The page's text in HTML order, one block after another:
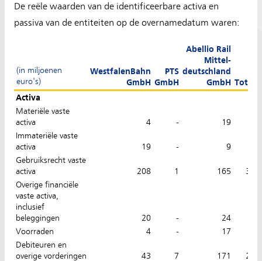
De reële waarden van de identificeerbare activa en
passiva van de entiteiten op de overnamedatum waren:
(in miljoenen
euro's)
WestfalenBahn
GmbH
PTS
GmbH
Abellio Rail
Mittel-
deutschland
GmbH Totaal
Activa
Materiële vaste
activa
4 - 19
Immateriële vaste
activa
19 - 9
Gebruiksrecht vaste
activa
208 1 165
374
Overige financiële
vaste activa,
inclusief
beleggingen
20 - 24
Voorraden
4 - 17
Debiteuren en
overige vorderingen
43 7 171
221